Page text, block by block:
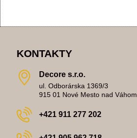
KONTAKTY
Decore s​.r​.o​.
ul. Odborárska 1369/3
915 01 Nové Mesto nad Váhom
+421 911 277 202